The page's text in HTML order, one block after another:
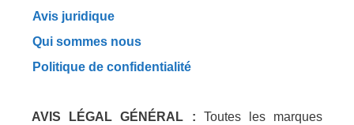
Avis juridique
Qui sommes nous
Politique de confidentialité
AVIS LÉGAL GÉNÉRAL : Toutes les marques